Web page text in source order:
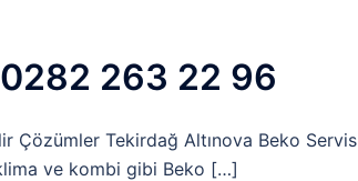
263 22 96
Çözümler Tekirdağ Altınova Beko
ve kombi gibi Beko […]